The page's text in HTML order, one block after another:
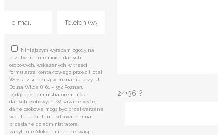
Niniejszym wyrażam zgody na
przetwarzanie moich danych
osobowych, wskazanych w treści
formularza kontaktowego przez Hotel
Włoski z siedzibą w Poznaniu przy ul.
Dolna Wilda 8, 61 – 552 Poznań,
będącego administratorem moich
danych osobowych. Wskazane wyżej
dane osobowe mogą być przetwarzane
w celu udzielenia odpowiedzi na
przesłane do administratora
zapytanie/dokonanie rezerwacji u
24+36=?